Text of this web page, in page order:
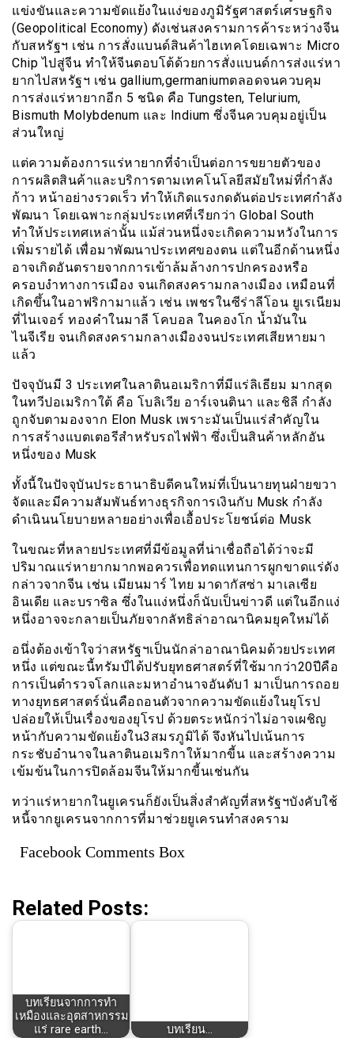
แข่งขันและความขัดแย้งในแง่ของภูมิรัฐศาสตร์เศรษฐกิจ
(Geopolitical Economy) ดังเช่นสงครามการค้าระหว่างจีน
กับสหรัฐฯ เช่น การสั่งแบนด์สินค้าไฮเทคโดยเฉพาะ Micro
Chip ไปสู่จีน ทำให้จีนตอบโต้ด้วยการสั่งแบนด์การส่งแร่หา
ยากไปสหรัฐฯ เช่น gallium,germaniumตลอดจนควบคุม
การส่งแร่หายากอีก 5 ชนิด คือ Tungsten, Telurium,
Bismuth Molybdenum และ Indium ซึ่งจีนควบคุมอยู่เป็น
ส่วนใหญ่
แต่ความต้องการแร่หายากที่จำเป็นต่อการขยายตัวของ
การผลิตสินค้าและบริการตามเทคโนโลยีสมัยใหม่ที่กำลัง
ก้าว หน้าอย่างรวดเร็ว ทำให้เกิดแรงกดดันต่อประเทศกำลัง
พัฒนา โดยเฉพาะกลุ่มประเทศที่เรียกว่า Global South
ทำให้ประเทศเหล่านั้น แม้ส่วนหนึ่งจะเกิดความหวังในการ
เพิ่มรายได้ เพื่อมาพัฒนาประเทศของตน แต่ในอีกด้านหนึ่ง
อาจเกิดอันตรายจากการเข้าล้มล้างการปกครองหรือ
ครอบงำทางการเมือง จนเกิดสงครามกลางเมือง เหมือนที่
เกิดขึ้นในอาฟริกามาแล้ว เช่น เพชรในซีร่าลีโอน ยูเรเนียม
ที่ไนเจอร์ ทองคำในมาลี โคบอล ในคองโก น้ำมันใน
ไนจีเรีย จนเกิดสงครามกลางเมืองจนประเทศเสียหายมา
แล้ว
ปัจจุบันมี 3 ประเทศในลาตินอเมริกาที่มีแร่ลิเธียม มากสุด
ในทวีปอเมริกาใต้ คือ โบลิเวีย อาร์เจนตินา และชิลี กำลัง
ถูกจับตามองจาก Elon Musk เพราะมันเป็นแร่สำคัญใน
การสร้างแบตเตอรีสำหรับรถไฟฟ้า ซึ่งเป็นสินค้าหลักอัน
หนึ่งของ Musk
ทั้งนี้ในปัจจุบันประธานาธิบดีคนใหม่ที่เป็นนายทุนฝ่ายขวา
จัดและมีความสัมพันธ์ทางธุรกิจการเงินกับ Musk กำลัง
ดำเนินนโยบายหลายอย่างเพื่อเอื้อประโยชน์ต่อ Musk
ในขณะที่หลายประเทศที่มีข้อมูลที่น่าเชื่อถือได้ว่าจะมี
ปริมาณแร่หายากมากพอควรเพื่อทดแทนการผูกขาดแร่ดัง
กล่าวจากจีน เช่น เมียนมาร์ ไทย มาดากัสซ่า มาเลเซีย
อินเดีย และบราซิล ซึ่งในแง่หนึ่งก็นับเป็นข่าวดี แต่ในอีกแง่
หนึ่งอาจจะกลายเป็นภัยจากลัทธิล่าอาณานิคมยุคใหม่ได้
อนึ่งต้องเข้าใจว่าสหรัฐฯเป็นนักล่าอาณานิคมด้วยประเทศ
หนึ่ง แต่ขณะนี้ทรัมป์ได้ปรับยุทธศาสตร์ที่ใช้มากว่า20ปีคือ
การเป็นตำรวจโลกและมหาอำนาจอันดับ1 มาเป็นการถอย
ทางยุทธศาสตร์นั่นคือถอนตัวจากความขัดแย้งในยุโรป
ปล่อยให้เป็นเรื่องของยุโรป ด้วยตระหนักว่าไม่อาจเผชิญ
หน้ากับความขัดแย้งใน3สมรภูมิได้ จึงหันไปเน้นการ
กระชับอำนาจในลาตินอเมริกาให้มากขี้น และสร้างความ
เข้มข้นในการปิดล้อมจีนให้มากขี้นเช่นกัน
ทว่าแร่หายากในยูเครนก็ยังเป็นสิ่งสำคัญที่สหรัฐฯบังคับใช้
หนี้จากยูเครนจากการที่มาช่วยยูเครนทำสงคราม
Facebook Comments Box
Related Posts:
บทเรียนจากการทำ
เหมืองและอุตสาหกรรม
แร่ rare earth…
บทเรียน…